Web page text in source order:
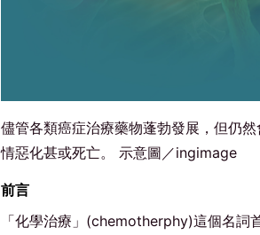
儘管各類癌症治療藥物蓬勃發展，但仍
情惡化甚或死亡。 示意圖／ingimage
前言
「化學治療」(chemotherphy)這個名詞